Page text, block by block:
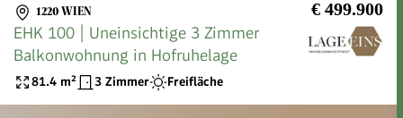
1220 WIEN € 499.900
EHK 100 | Uneinsichtige 3 Zimmer
Balkonwohnung in Hofruhelage
81.4 m² 3 Zimmer Freifläche